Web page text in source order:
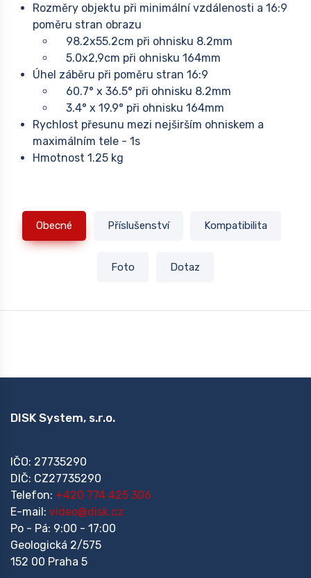
Rozměry objektu při minimální vzdálenosti a 16:9
poměru stran obrazu
98.2x55.2cm při ohnisku 8.2mm
5.0x2,9cm při ohnisku 164mm
Úhel záběru při poměru stran 16:9
60.7° x 36.5° při ohnisku 8.2mm
3.4° x 19.9° při ohnisku 164mm
Rychlost přesunu mezi nejširším ohniskem a
maximálním tele - 1s
Hmotnost 1.25 kg
Obecné Příslušenství Kompatibilita
Foto Dotaz
DISK System, s.r.o.
IČO: 27735290
DIČ: CZ27735290
Telefon: +420 774 425 306
E-mail: video@disk.cz
Po - Pá: 9:00 - 17:00
Geologická 2/575
152 00 Praha 5